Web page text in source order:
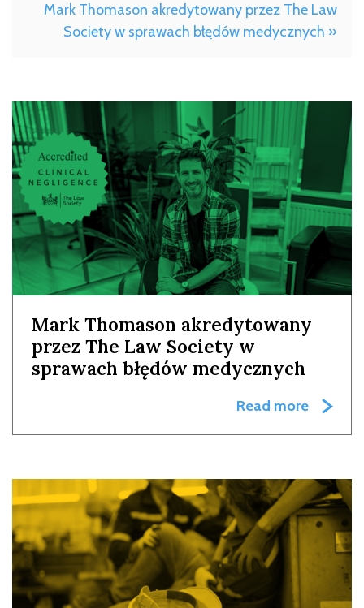
Mark Thomason akredytowany przez The Law
Society w sprawach błędów medycznych »
Mark Thomason akredytowany
przez The Law Society w
sprawach błędów medycznych
Read more